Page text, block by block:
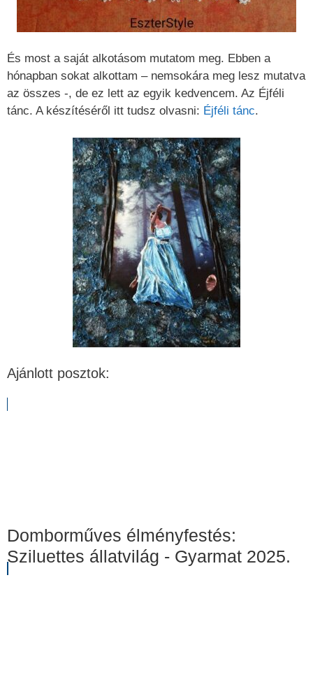
És most a saját alkotásom mutatom meg. Ebben a
hónapban sokat alkottam – nemsokára meg lesz mutatva
az összes -, de ez lett az egyik kedvencem. Az Éjféli
tánc. A készítéséről itt tudsz olvasni: Éjféli tánc.
Ajánlott posztok:
Domborműves élményfestés:
Sziluettes állatvilág - Gyarmat 2025.